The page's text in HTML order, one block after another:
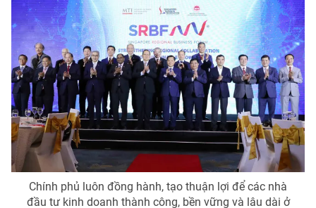
Chính phủ luôn đồng hành, tạo thuận lợi để các nhà
đầu tư kinh doanh thành công, bền vững và lâu dài ở